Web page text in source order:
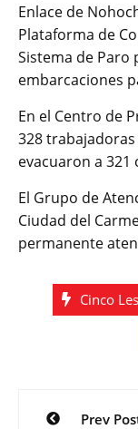
Enlace de
Plataforma de
Sistema de Paro
embarcaciones
En el Centro de
328
evacuaron a 321
El Grupo de
Ciudad del
permanente
Cinco
Prev